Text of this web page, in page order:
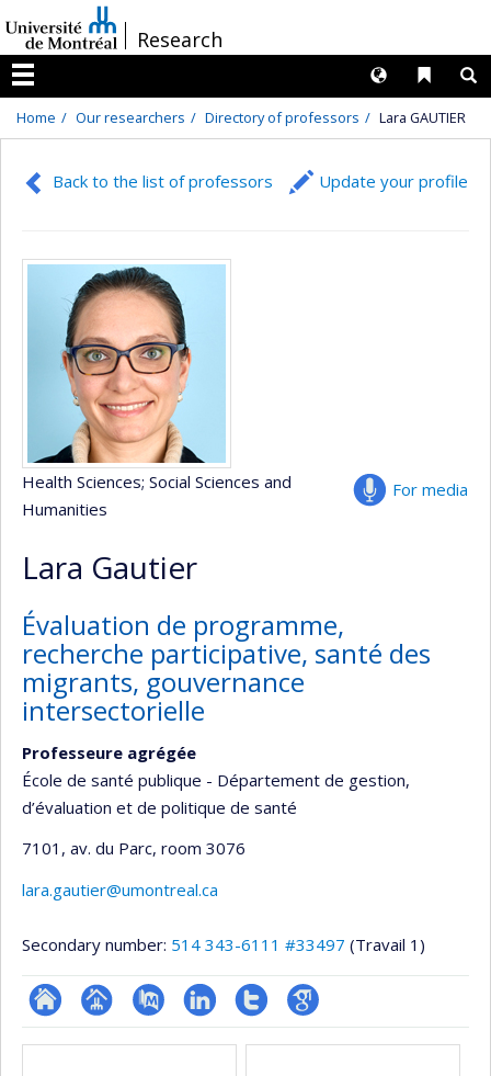
au
contenu
/Research
Menu
Liens
Langues
Home Our researchers Directory of professors Lara GAUTIER
Back to the list of professors Update your profile
For media
Health Sciences; Social Sciences and
Humanities
Lara Gautier
Évaluation de programme,
recherche participative, santé des
migrants, gouvernance
intersectorielle
Professeure agrégée
École de santé publique - Département de gestion,
d’évaluation et de politique de santé
7101, av. du Parc, room 3076
lara.gautier@umontreal.ca
Secondary number: 514 343-6111 #33497 (Travail 1)
ResearchGate
Page PubMedLinkedInCompteGoogle
Media